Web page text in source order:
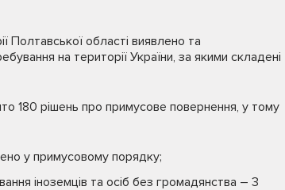
Полтавської області виявлено та
на території України, за якими складені
180 рішень про примусове повернення, у тому
у примусовому порядку;
іноземців та осіб без громадянства – 3